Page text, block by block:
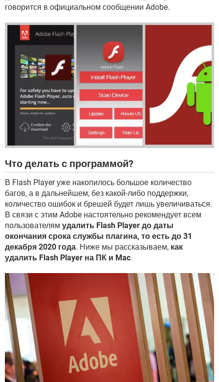
говорится в официальном сообщении Adobe.
Что делать с программой?
В Flash Player уже накопилось большое количество
багов, а в дальнейшем, без какой-либо поддержки,
количество ошибок и брешей будет лишь увеличиваться.
В связи с этим Adobe настоятельно рекомендует всем
пользователям удалить Flash Player до даты
окончания срока службы плагина, то есть до 31
декабря 2020 года. Ниже мы рассказываем, как
удалить Flash Player на ПК и Mac.